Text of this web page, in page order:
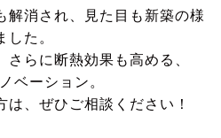
解消され、見た目も新築の様
た。
らに断熱効果も高める、
ベーション。
、ぜひご相談ください！